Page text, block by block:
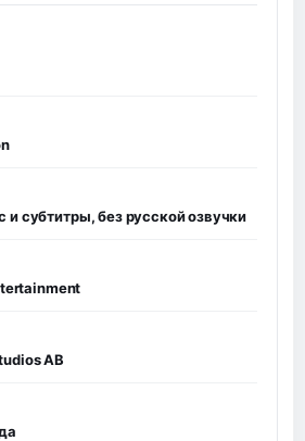
и субтитры, без русской озвучки
AB